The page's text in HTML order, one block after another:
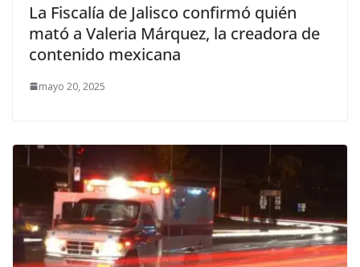
La Fiscalía de Jalisco confirmó quién
mató a Valeria Márquez, la creadora de
contenido mexicana
mayo 20, 2025